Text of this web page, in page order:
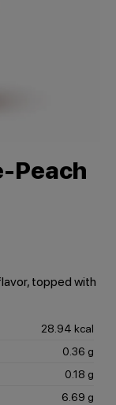
Peach
topped with
28.94 kcal
0.36 g
0.18 g
6.69 g